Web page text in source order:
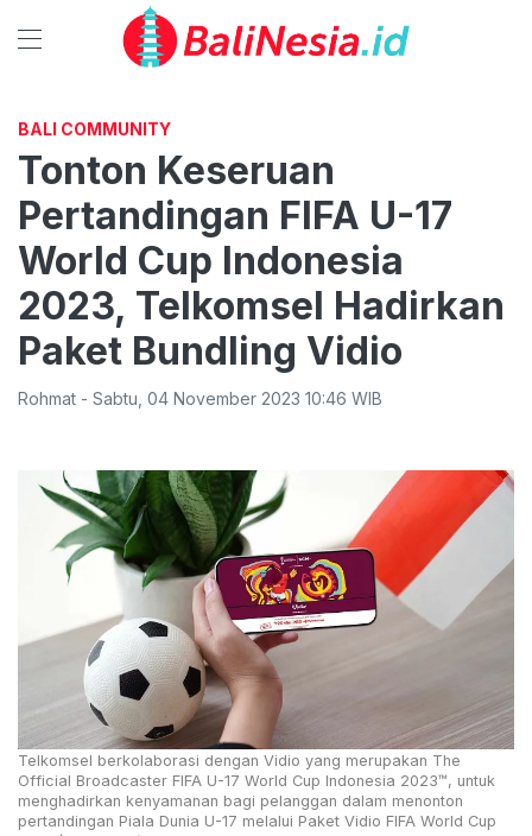
BALI COMMUNITY
Tonton Keseruan
Pertandingan FIFA U-17
World Cup Indonesia
2023, Telkomsel Hadirkan
Paket Bundling Vidio
Rohmat - Sabtu 04 November 2023 10:46 WIB
Telkomsel berkolaborasi dengan Vidio yang merupakan The
Official Broadcaster FIFA U-17 World Cup Indonesia 2023™️, untuk
menghadirkan kenyamanan bagi pelanggan dalam menonton
pertandingan Piala Dunia U-17 melalui Paket Vidio FIFA World Cup